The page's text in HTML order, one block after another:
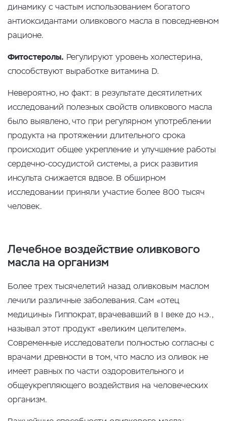
динамику с частым использованием богатого
антиоксидантами оливкового масла в повседневном
рационе.
Фитостеролы. Регулируют уровень холестерина,
способствуют выработке витамина D.
Невероятно, но факт: в результате десятилетних
исследований полезных свойств оливкового масла
было выявлено, что при регулярном употреблении
продукта на протяжении длительного срока
происходит общее укрепление и улучшение работы
сердечно-сосудистой системы, а риск развития
инсульта снижается вдвое. В обширном
исследовании приняли участие более 800 тысяч
человек.
Лечебное воздействие оливкового
масла на организм
Более трех тысячелетий назад оливковым маслом
лечили различные заболевания. Сам «отец
медицины» Гиппократ, врачевавший в I веке до н.э.,
называл этот продукт «великим целителем».
Современные исследователи полностью согласны с
врачами древности в том, что масло из оливок не
имеет равных по части оздоровительного и
общеукрепляющего воздействия на человеческих
организм.